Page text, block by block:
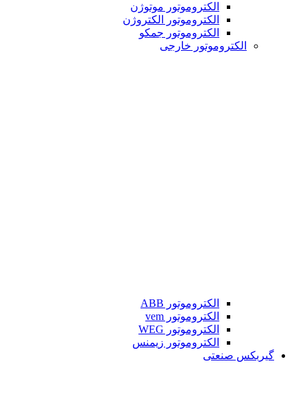
الکتروموتور موتوژن
الکتروموتور الکتروژن
الکتروموتور جمکو
الکتروموتور خارجی
الکتروموتور ABB
الکتروموتور vem
الکتروموتور WEG
الکتروموتور زیمنس
گیربکس صنعتی